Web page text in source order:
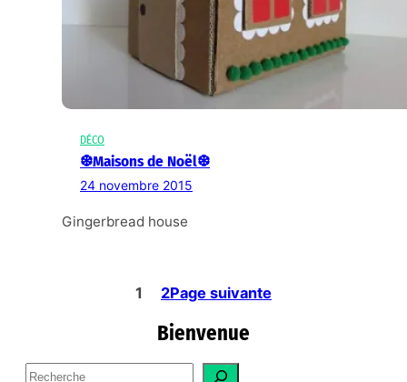
DÉCO
❆Maisons de Noël❆
24 novembre 2015
Gingerbread house
1 2Page suivante
Bienvenue
S